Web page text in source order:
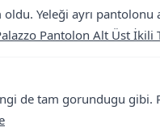
Yeleği ayrı pantolonu
Pantolon Alt Üst İkili
de tam gorundugu gibi.